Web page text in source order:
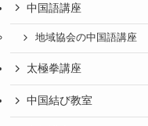
中国語講座
地域協会の中国語講座
太極拳講座
中国結び教室